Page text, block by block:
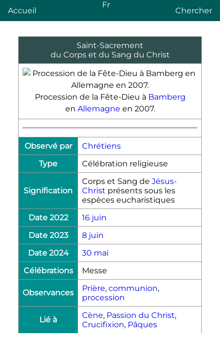
Accueil
Fr
Chercher
Saint-Sacrement
du Corps et du Sang du Christ
Procession de la Fête-Dieu à Bamberg
en Allemagne en 2007.
Observé par
Chrétiens
Type
Célébration religieuse
Signification
Corps et Sang de Jésus-
Christ présents sous les
espèces eucharistiques
Date 2022
16 juin
Date 2023
8 juin
Date 2024
30 mai
Célébrations
Messe
Observances Prière, communion,
procession
Lié à Cène, Passion du Christ,
Crucifixion, Pâques